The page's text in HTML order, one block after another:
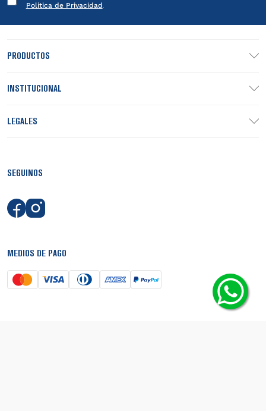
Política de Privacidad
PRODUCTOS
INSTITUCIONAL
LEGALES
SEGUINOS
MEDIOS DE PAGO